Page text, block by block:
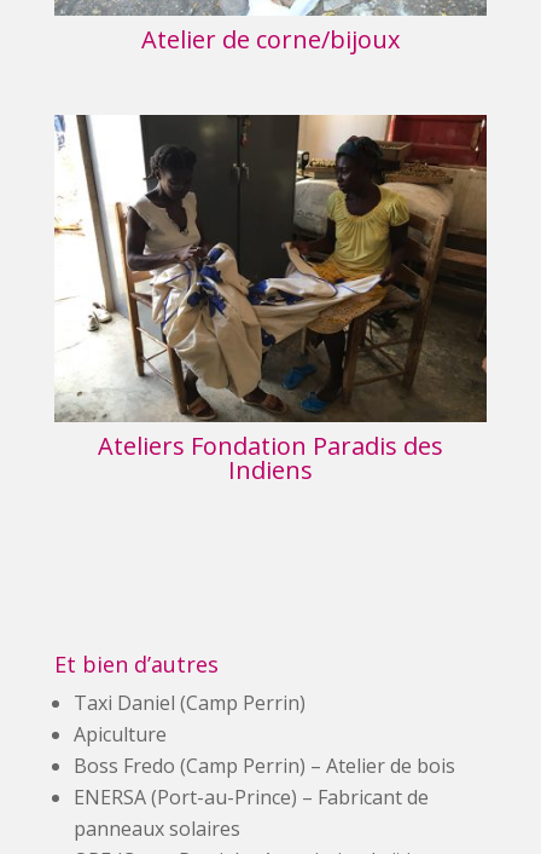
Atelier de corne/bijoux
Ateliers Fondation Paradis des
Indiens
Et bien d’autres
Taxi Daniel (Camp Perrin)
Apiculture
Boss Fredo (Camp Perrin) – Atelier de bois
ENERSA (Port-au-Prince) – Fabricant de
panneaux solaires